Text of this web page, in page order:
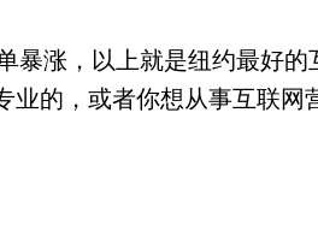
暴涨，以上就是纽约最好的
业的，或者你想从事互联网